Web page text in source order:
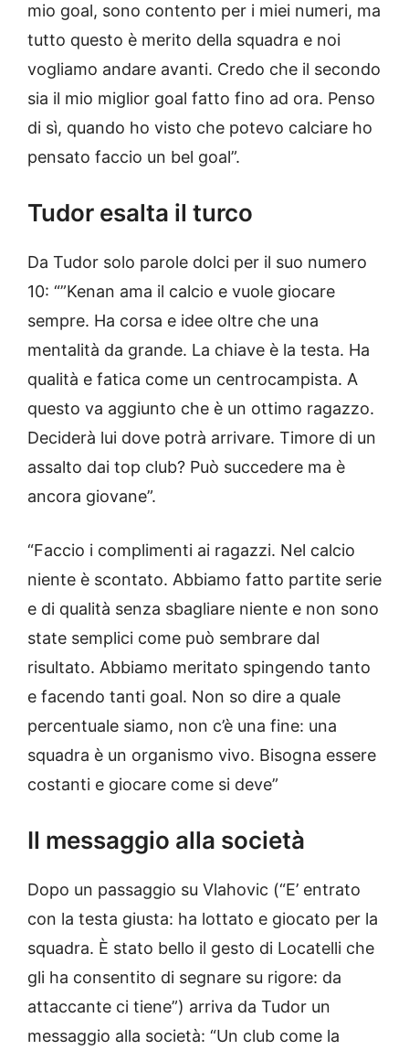
mio goal, sono contento per i miei numeri, ma
tutto questo è merito della squadra e noi
vogliamo andare avanti. Credo che il secondo
sia il mio miglior goal fatto fino ad ora. Penso
di sì, quando ho visto che potevo calciare ho
pensato faccio un bel goal”.
Tudor esalta il turco
Da Tudor solo parole dolci per il suo numero
10: “”Kenan ama il calcio e vuole giocare
sempre. Ha corsa e idee oltre che una
mentalità da grande. La chiave è la testa. Ha
qualità e fatica come un centrocampista. A
questo va aggiunto che è un ottimo ragazzo.
Deciderà lui dove potrà arrivare. Timore di un
assalto dai top club? Può succedere ma è
ancora giovane”.
“Faccio i complimenti ai ragazzi. Nel calcio
niente è scontato. Abbiamo fatto partite serie
e di qualità senza sbagliare niente e non sono
state semplici come può sembrare dal
risultato. Abbiamo meritato spingendo tanto
e facendo tanti goal. Non so dire a quale
percentuale siamo, non c’è una fine: una
squadra è un organismo vivo. Bisogna essere
costanti e giocare come si deve”
Il messaggio alla società
Dopo un passaggio su Vlahovic (“E’ entrato
con la testa giusta: ha lottato e giocato per la
squadra. È stato bello il gesto di Locatelli che
gli ha consentito di segnare su rigore: da
attaccante ci tiene”) arriva da Tudor un
messaggio alla società: “Un club come la